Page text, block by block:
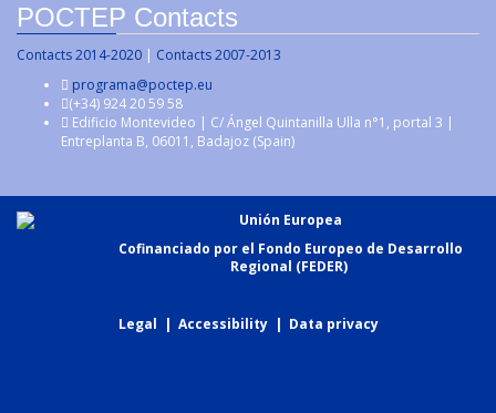
POCTEP Contacts
Contacts 2014-2020 | Contacts 2007-2013
programa@poctep.eu
(+34) 924 20 59 58
Edificio Montevideo | C/ Ángel Quintanilla Ulla n°1, portal 3 |
Entreplanta B, 06011, Badajoz (Spain)
Unión Europea
Cofinanciado por el Fondo Europeo de Desarrollo
Regional (FEDER)
Legal | Accessibility | Data privacy